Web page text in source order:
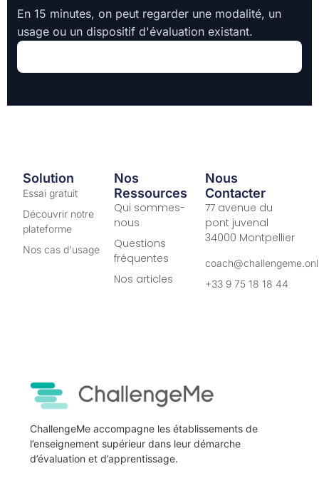
En 15 minutes, on peut regarder une modalité, un
usage ou un dispositif d'évaluation existant.
ChallengeMe accompagne les établissements de
l’enseignement supérieur dans leur démarche
d’évaluation et d’apprentissage.
Solution
Essai gratuit
Découvrir notre
plateforme
Nos cas d'usage
Nos
Ressources
Qui sommes-
nous
Questions
fréquentes
Nos articles
Nous
Contacter
77 avenue du
pont juvenal
34000 Montpellier
+33 9 75 18 18 44